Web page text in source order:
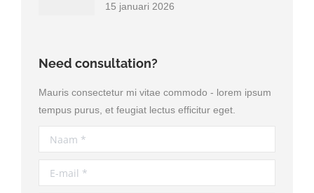
15 januari 2026
Need consultation?
Mauris consectetur mi vitae commodo - lorem ipsum
tempus purus, et feugiat lectus efficitur eget.
Naam *
E-mail *